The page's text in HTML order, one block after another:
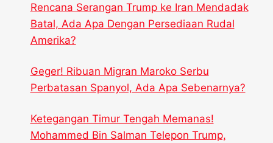
Rencana Serangan Trump ke Iran Mendadak
Batal, Ada Apa Dengan Persediaan Rudal
Amerika?
Geger! Ribuan Migran Maroko Serbu
Perbatasan Spanyol, Ada Apa Sebenarnya?
Ketegangan Timur Tengah Memanas!
Mohammed Bin Salman Telepon Trump,